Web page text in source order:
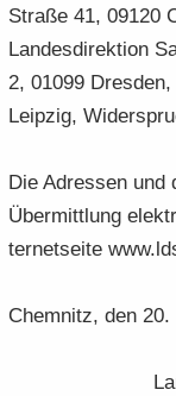
Stra­ße 41, 09120
Lan­des­di­rek­ti­on
2, 01099
Leip­zig,
Die Adres­sen und
Über­mitt­lung
ter­net­sei­te
Chem­nitz, den